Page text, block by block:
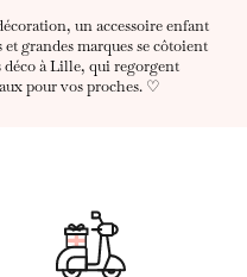
un accessoire enfant
grandes marques se côtoient
déco à Lille, qui regorgent
pour vos proches. ♡